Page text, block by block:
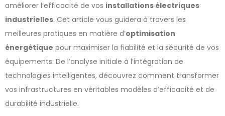
améliorer l’efficacité de vos installations électriques
industrielles. Cet article vous guidera à travers les
meilleures pratiques en matière d’optimisation
énergétique pour maximiser la fiabilité et la sécurité de vos
équipements. De l’analyse initiale à l’intégration de
technologies intelligentes, découvrez comment transformer
vos infrastructures en véritables modèles d’efficacité et de
durabilité industrielle.